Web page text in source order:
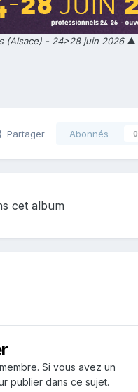
(Alsace) - 24>28 juin 2026▲
Partager Abonnés 0
cet album
Si vous avez un
publier dans ce sujet.